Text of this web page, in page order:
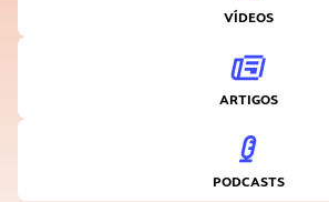
VÍDEOS
ARTIGOS
PODCASTS